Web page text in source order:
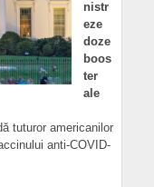
nistr
eze
doze
boos
ter
ale
tuturor americanilor
anti-COVID-